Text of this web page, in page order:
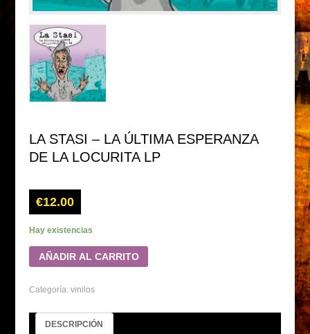
LA STASI – LA ÚLTIMA ESPERANZA
DE LA LOCURITA LP
€12.00
Hay existencias
AÑADIR AL CARRITO
Categoría:vinilos
DESCRIPCIÓN